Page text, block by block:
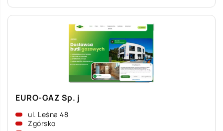
EURO-GAZ Sp. j
ul. Leśna 48
Zgórsko